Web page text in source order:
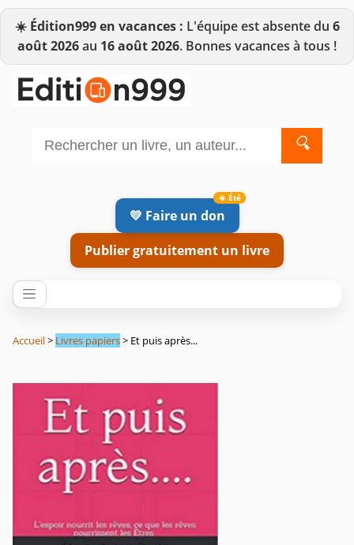
☀️ Édition999 en vacances : L'équipe est absente du 6
août 2026au 16 août 2026. Bonnes vacances à tous !
🔍
💛 Faire un don
Publier gratuitement un livre
Accueil> Livres papiers> Et puis après...